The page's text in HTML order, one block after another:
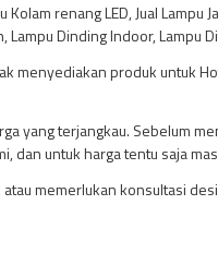
Kolam renang LED, Jual Lampu
Lampu Dinding Indoor, Lampu
menyediakan produk untuk
yang terjangkau. Sebelum
dan untuk harga tentu saja
memerlukan konsultasi